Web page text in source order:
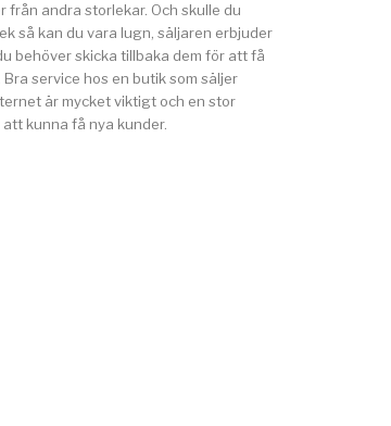
andra storlekar. Och skulle du
så kan du vara lugn, säljaren erbjuder
behöver skicka tillbaka dem för att få
service hos en butik som säljer
är mycket viktigt och en stor
kunna få nya kunder.